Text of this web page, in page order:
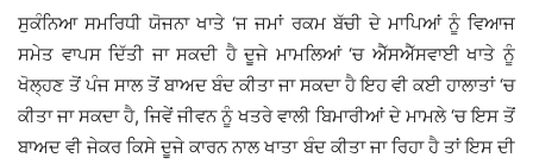
ਸੁਕੰਨਿਆ ਸਮਰਿਧੀ ਯੋਜਨਾ ਖਾਤੇ ‘ਜ ਜਮਾਂ ਰਕਮ ਬੱਚੀ ਦੇ ਮਾਪਿਆਂ ਨੂੰ ਵਿਆਜ
ਸਮੇਤ ਵਾਪਸ ਦਿੱਤੀ ਜਾ ਸਕਦੀ ਹੈ ਦੂਜੇ ਮਾਮਲਿਆਂ ‘ਚ ਐੱਸਐੱਸਵਾਈ ਖਾਤੇ ਨੂੰ
ਖੋਲ੍ਹਣ ਤੋਂ ਪੰਜ ਸਾਲ ਤੋਂ ਬਾਅਦ ਬੰਦ ਕੀਤਾ ਜਾ ਸਕਦਾ ਹੈ ਇਹ ਵੀ ਕਈ ਹਾਲਾਤਾਂ ‘ਚ
ਕੀਤਾ ਜਾ ਸਕਦਾ ਹੈ, ਜਿਵੇਂ ਜੀਵਨ ਨੂੰ ਖਤਰੇ ਵਾਲੀ ਬਿਮਾਰੀਆਂ ਦੇ ਮਾਮਲੇ ‘ਚ ਇਸ ਤੋਂ
ਬਾਅਦ ਵੀ ਜੇਕਰ ਕਿਸੇ ਦੂਜੇ ਕਾਰਨ ਨਾਲ ਖਾਤਾ ਬੰਦ ਕੀਤਾ ਜਾ ਰਿਹਾ ਹੈ ਤਾਂ ਇਸ ਦੀ